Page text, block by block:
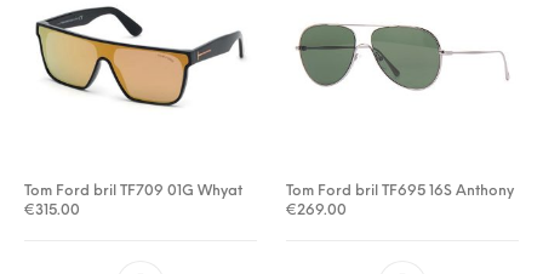
Tom Ford bril TF709 01G Whyat
€315.00
Tom Ford bril TF695 16S Anthony
€269.00